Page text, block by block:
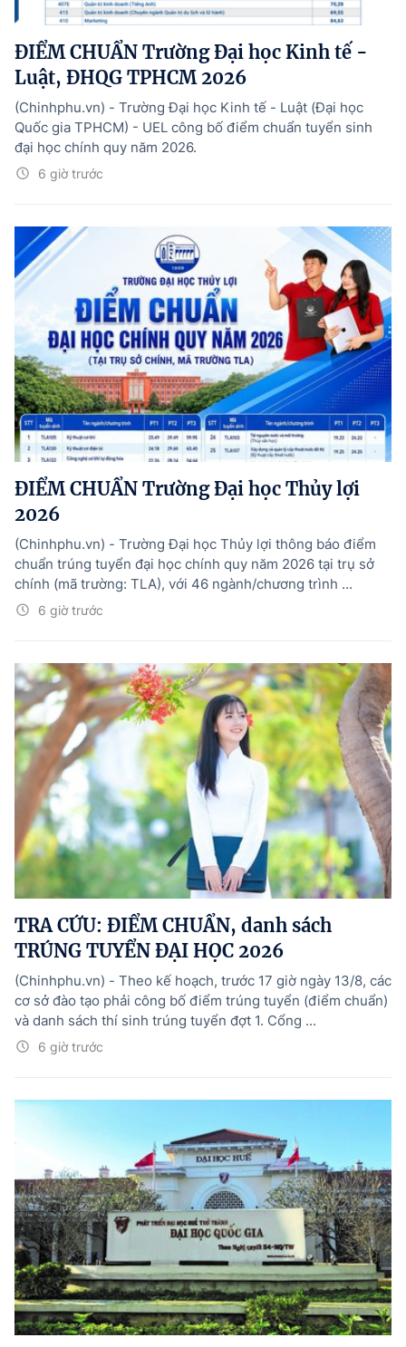
ĐIỂM CHUẨN Trường Đại học Kinh tế -
Luật, ĐHQG TPHCM 2026
6 giờ trước
(Chinhphu.vn) - Trường Đại học Kinh tế - Luật (Đại học
Quốc gia TPHCM) - UEL công bố điểm chuẩn tuyển sinh
đại học chính quy năm 2026.
ĐIỂM CHUẨN Trường Đại học Thủy lợi
2026
6 giờ trước
(Chinhphu.vn) - Trường Đại học Thủy lợi thông báo điểm
chuẩn trúng tuyển đại học chính quy năm 2026 tại trụ sở
chính (mã trường: TLA), với 46 ngành/chương trình ...
TRA CỨU: ĐIỂM CHUẨN, danh sách
TRÚNG TUYỂN ĐẠI HỌC 2026
6 giờ trước
(Chinhphu.vn) - Theo kế hoạch, trước 17 giờ ngày 13/8, các
cơ sở đào tạo phải công bố điểm trúng tuyển (điểm chuẩn)
và danh sách thí sinh trúng tuyển đợt 1. Cổng ...